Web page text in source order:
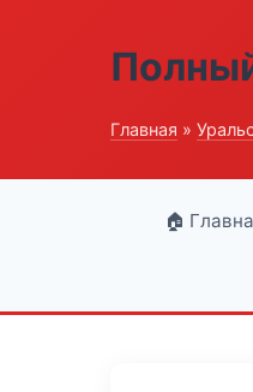
Главная »
🏠